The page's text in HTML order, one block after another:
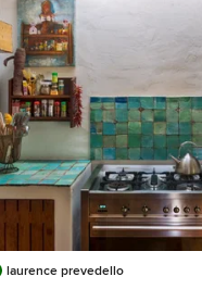
laurence prevedello